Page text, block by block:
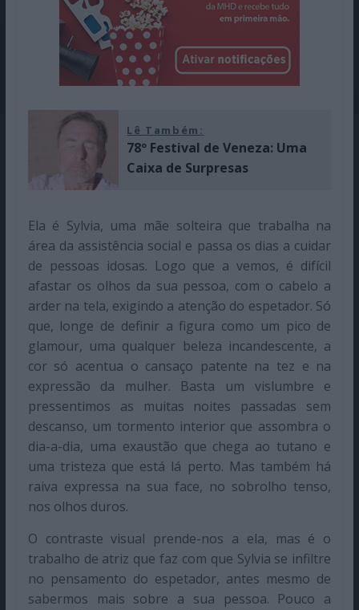
Lê Também:
78º Festival de Veneza: Uma
Caixa de Surpresas
Ela é Sylvia, uma mãe solteira que trabalha na
área da assistência social e passa os dias a cuidar
de pessoas idosas. Logo que a vemos, é difícil
afastar os olhos da sua pessoa, com o cabelo a
arder na tela, exigindo a atenção do espetador. Só
que, longe de definir a figura como um pico de
glamour, uma qualquer beleza incandescente, a
cor só acentua o cansaço patente na tez e na
expressão da mulher. Basta um vislumbre e
pressentimos as muitas noites passadas sem
descanso, um tormento interior que assombra o
dia-a-dia, uma exaustão que chega ao tutano e
uma tristeza que está lá perto. Mas também há
raiva expressa na sua face, no sobrolho tenso,
nos olhos duros.
O contraste visual prende-nos a ela, mas é o
trabalho de atriz que faz com que Sylvia se infiltre
no pensamento do espetador, antes mesmo de
sabermos mais sobre a sua pessoa. Pouco a